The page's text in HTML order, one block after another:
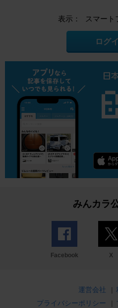
表示： スマート
ログ
みんカラ
Facebook X
運営会社 |
プライバシーポリシー
|